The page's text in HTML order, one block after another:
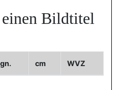
Bildtitel
cm WVZ